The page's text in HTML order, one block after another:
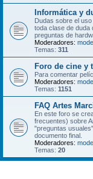
Informática y
Dudas sobre el
toda clase de duda
preguntas de
Moderadores:
Temas: 311
Foro de cine y
Para comentar
Moderadores:
Temas: 1151
FAQ Artes
En este foro se
frecuentes) sobre
"preguntas
documento final.
Moderadores:
Temas: 20